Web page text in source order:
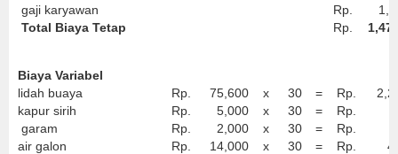
gaji karyawan
Rp.
Total Biaya Tetap
Rp.
Biaya Variabel
lidah buaya
Rp. 75,600 x 30 = Rp.
kapur sirih
Rp. 5,000 x 30 = Rp.
garam
Rp. 2,000 x 30 = Rp.
air galon
Rp. 14,000 x 30 = Rp.